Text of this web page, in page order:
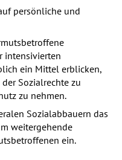
persönliche und
intensivierten
ein Mittel erblicken,
Sozialrechte zu
zu nehmen.
Sozialabbauern das
weitergehende
ein.